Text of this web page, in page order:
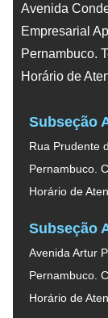
Avenida
Empresarial
Pernambuco.
Horário de
Subseção
Rua Prudente
Pernambuco.
Horário de
Subseção
Avenida Artur
Pernambuco.
Horário de